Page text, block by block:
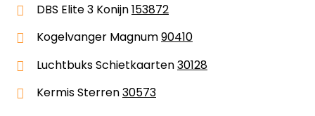
DBS Elite 3 Konijn153872
Kogelvanger Magnum90410
Luchtbuks Schietkaarten30128
Kermis Sterren30573